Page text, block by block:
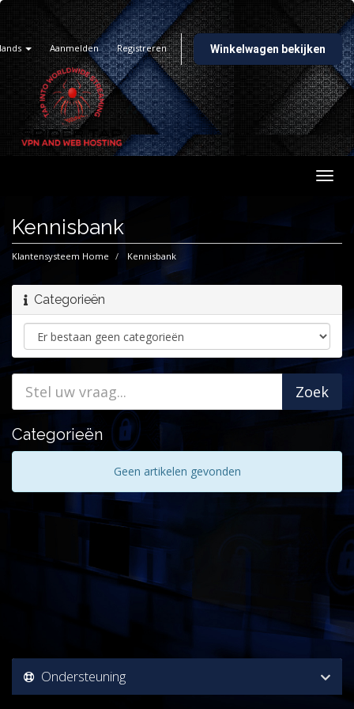
Aanmelden Registreren Winkelwagen bekijken
Kennisbank
Klantensysteem Home Kennisbank
Categorieën
Categorieën
Geen artikelen gevonden
Ondersteuning